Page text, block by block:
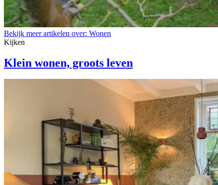
Bekijk meer artikelen over: Wonen
Kijken
Klein wonen, groots leven